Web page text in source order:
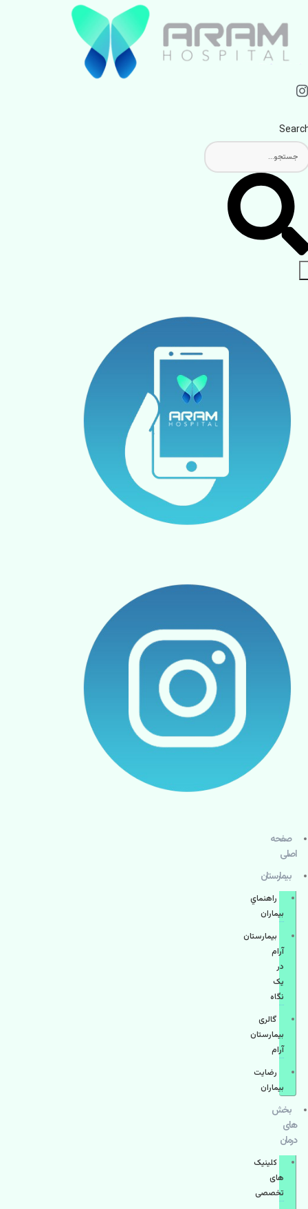
صفحه
اصلی
بيمارستان
راهنماي
بیماران
بیمارستان
آرام
در
یک
نگاه
گالری
بیمارستان
آرام
رضایت
بیماران
بخش
های
درمان
کلینیک
های
تخصصی